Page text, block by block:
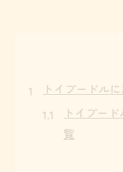
トイプードル
トイプー
覧
子犬期か